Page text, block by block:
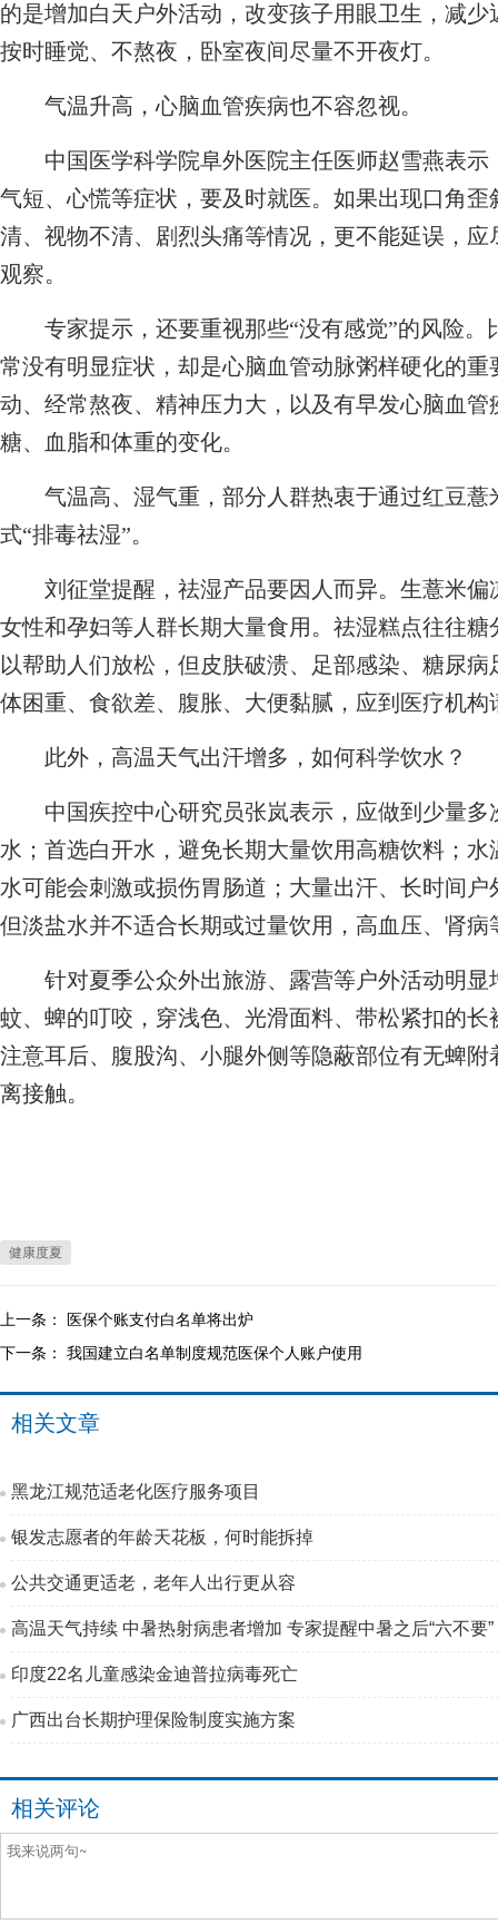
的是增加白天户外活动，改变孩子用眼卫生，减
按时睡觉、不熬夜，卧室夜间尽量不开夜灯。
气温升高，心脑血管疾病也不容忽视。
中国医学科学院阜外医院主任医师赵雪燕表示
气短、心慌等症状，要及时就医。如果出现口角
清、视物不清、剧烈头痛等情况，更不能延误，
观察。
专家提示，还要重视那些“没有感觉”的风险。
常没有明显症状，却是心脑血管动脉粥样硬化的
动、经常熬夜、精神压力大，以及有早发心脑血
糖、血脂和体重的变化。
气温高、湿气重，部分人群热衷于通过红豆薏
式“排毒祛湿”。
刘征堂提醒，祛湿产品要因人而异。生薏米偏
女性和孕妇等人群长期大量食用。祛湿糕点往往
以帮助人们放松，但皮肤破溃、足部感染、糖尿
体困重、食欲差、腹胀、大便黏腻，应到医疗机构
此外，高温天气出汗增多，如何科学饮水？
中国疾控中心研究员张岚表示，应做到少量多
水；首选白开水，避免长期大量饮用高糖饮料；
水可能会刺激或损伤胃肠道；大量出汗、长时间
但淡盐水并不适合长期或过量饮用，高血压、肾病
针对夏季公众外出旅游、露营等户外活动明显
蚊、蜱的叮咬，穿浅色、光滑面料、带松紧扣的
注意耳后、腹股沟、小腿外侧等隐蔽部位有无蜱
离接触。
健康度夏
上一条：
医保个账支付白名单将出炉
下一条： 我国建立白名单制度规范医保个人账户使用
相关文章
黑龙江规范适老化医疗服务项目
银发志愿者的年龄天花板，何时能拆掉
公共交通更适老，老年人出行更从容
高温天气持续 中暑热射病患者增加 专家提醒中暑之后“六不要”
印度22名儿童感染金迪普拉病毒死亡
广西出台长期护理保险制度实施方案
相关评论